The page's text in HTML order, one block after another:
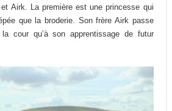
Airk. La première est une princesse qui
que la broderie. Son frère Airk passe
cour qu’à son apprentissage de futur